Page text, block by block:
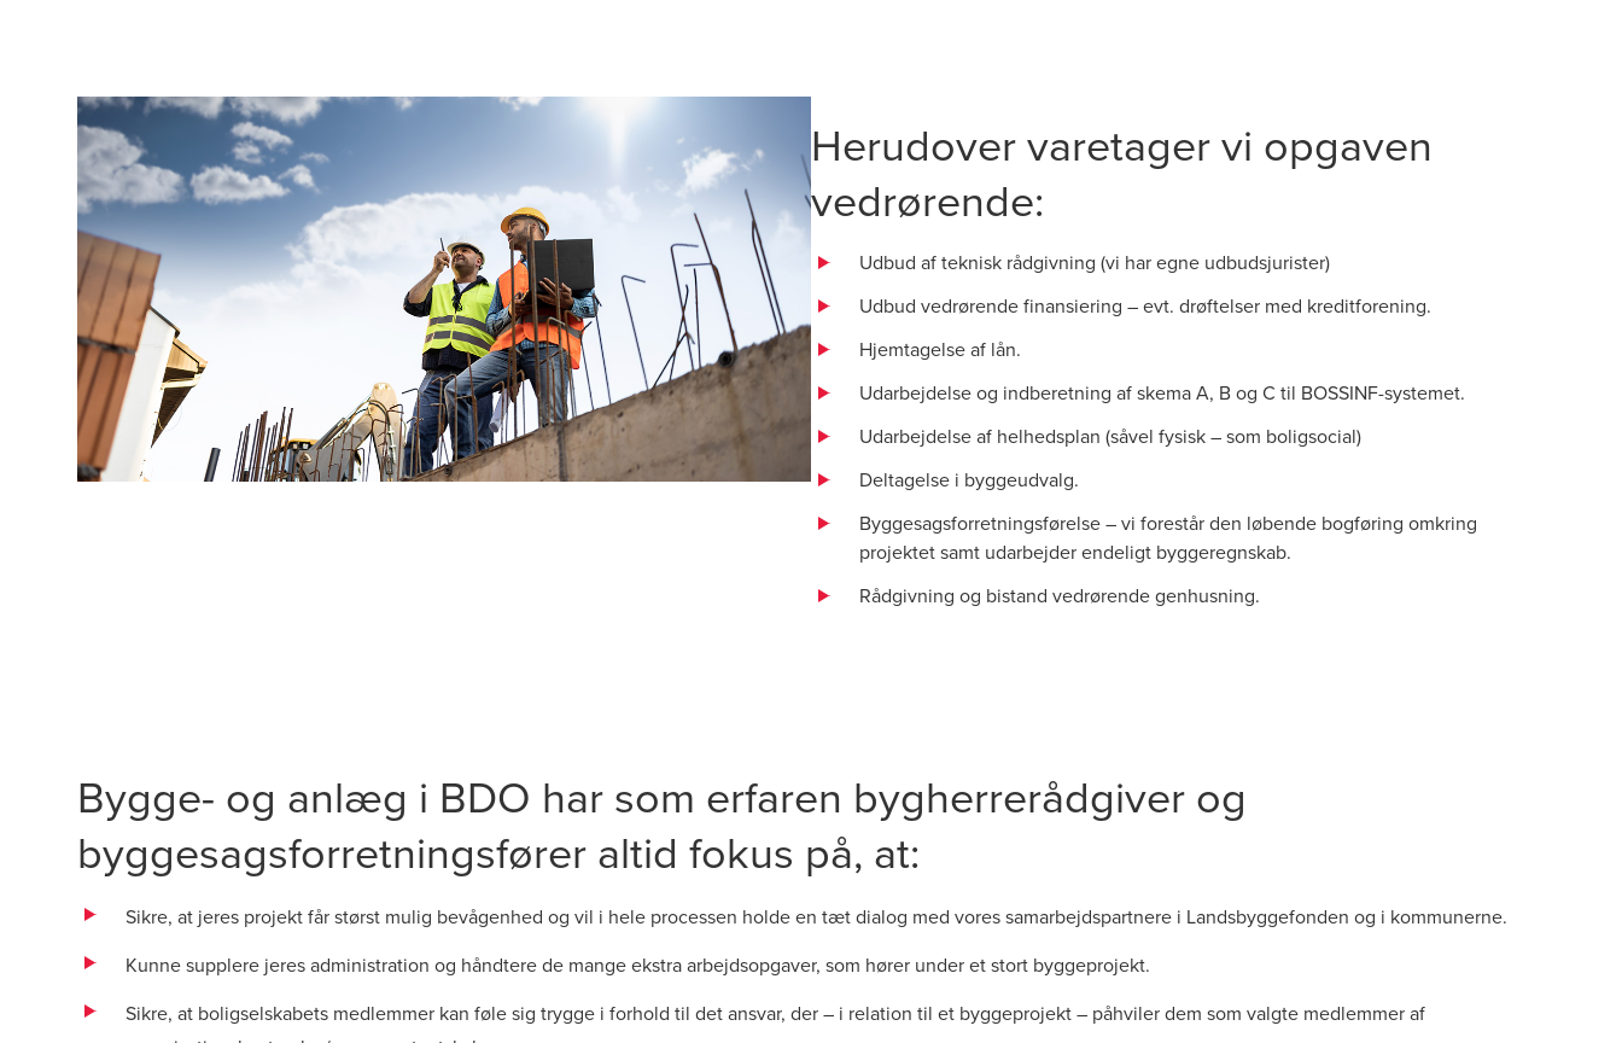
Herudover varetager vi opgaven
vedrørende:
Udbud af teknisk rådgivning (vi har egne udbudsjurister)
Udbud vedrørende finansiering – evt. drøftelser med kreditforening.
Hjemtagelse af lån.
Udarbejdelse og indberetning af skema A, B og C til BOSSINF-systemet.
Udarbejdelse af helhedsplan (såvel fysisk – som boligsocial)
Deltagelse i byggeudvalg.
Byggesagsforretningsførelse – vi forestår den løbende bogføring omkring
projektet samt udarbejder endeligt byggeregnskab.
Rådgivning og bistand vedrørende genhusning.
Bygge- og anlæg i BDO har som erfaren bygherrerådgiver og
byggesagsforretningsfører altid fokus på, at:
Sikre, at jeres projekt får størst mulig bevågenhed og vil i hele processen holde en tæt dialog med vores samarbejdspartnere i Landsbyggefonden og i kommunerne.
Kunne supplere jeres administration og håndtere de mange ekstra arbejdsopgaver, som hører under et stort byggeprojekt.
Sikre, at boligselskabets medlemmer kan føle sig trygge i forhold til det ansvar, der – i relation til et byggeprojekt – påhviler dem som valgte medlemmer af